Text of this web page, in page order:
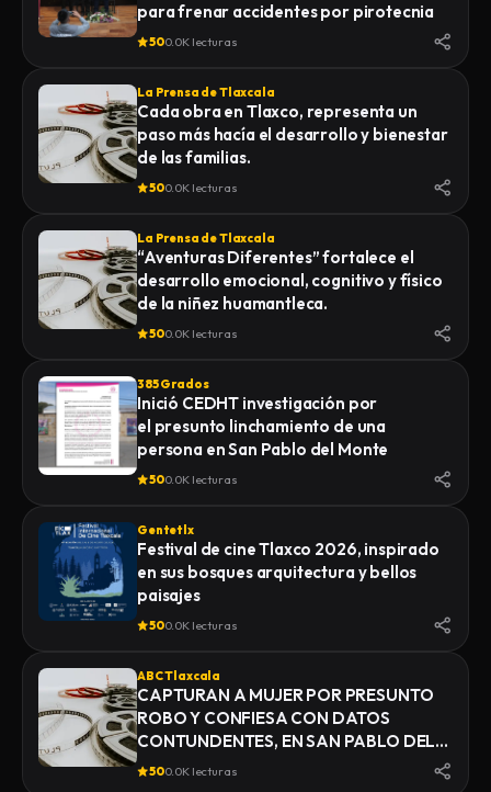
para frenar accidentes por pirotecnia
500.0K lecturas
La Prensa de Tlaxcala
Cada obra en Tlaxco, representa un
paso más hacía el desarrollo y bienestar
de las familias.
500.0K lecturas
La Prensa de Tlaxcala
“Aventuras Diferentes” fortalece el
desarrollo emocional, cognitivo y físico
de la niñez huamantleca.
500.0K lecturas
385 Grados
Inició CEDHT investigación por
el presunto linchamiento de una
500.0K lecturas
Gentetlx
Festival de cine Tlaxco 2026, inspirado
en sus bosques arquitectura y bellos
paisajes
500.0K lecturas
ABC Tlaxcala
CAPTURAN A MUJER POR PRESUNTO
ROBO Y CONFIESA CON DATOS
CONTUNDENTES, EN SAN PABLO DEL
MONTE
500.0K lecturas